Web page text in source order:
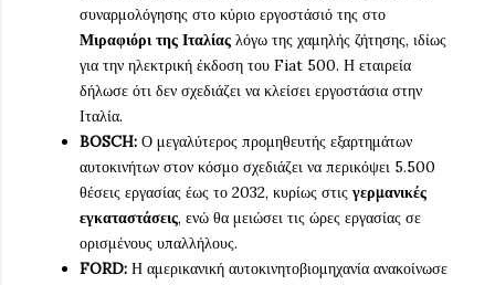
συναρμολόγησης στο κύριο εργοστάσιό της στο
Μιραφιόρι της Ιταλίας λόγω της χαμηλής ζήτησης, ιδίως
για την ηλεκτρική έκδοση του Fiat 500. Η εταιρεία
δήλωσε ότι δεν σχεδιάζει να κλείσει εργοστάσια στην
Ιταλία.
BOSCH: Ο μεγαλύτερος προμηθευτής εξαρτημάτων
αυτοκινήτων στον κόσμο σχεδιάζει να περικόψει 5.500
θέσεις εργασίας έως το 2032, κυρίως στις γερμανικές
εγκαταστάσεις, ενώ θα μειώσει τις ώρες εργασίας σε
ορισμένους υπαλλήλους.
FORD: Η αμερικανική αυτοκινητοβιομηχανία ανακοίνωσε